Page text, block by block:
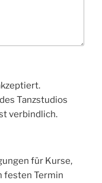
Tanzstudios
verbindlich.
für Kurse,
festen Termin